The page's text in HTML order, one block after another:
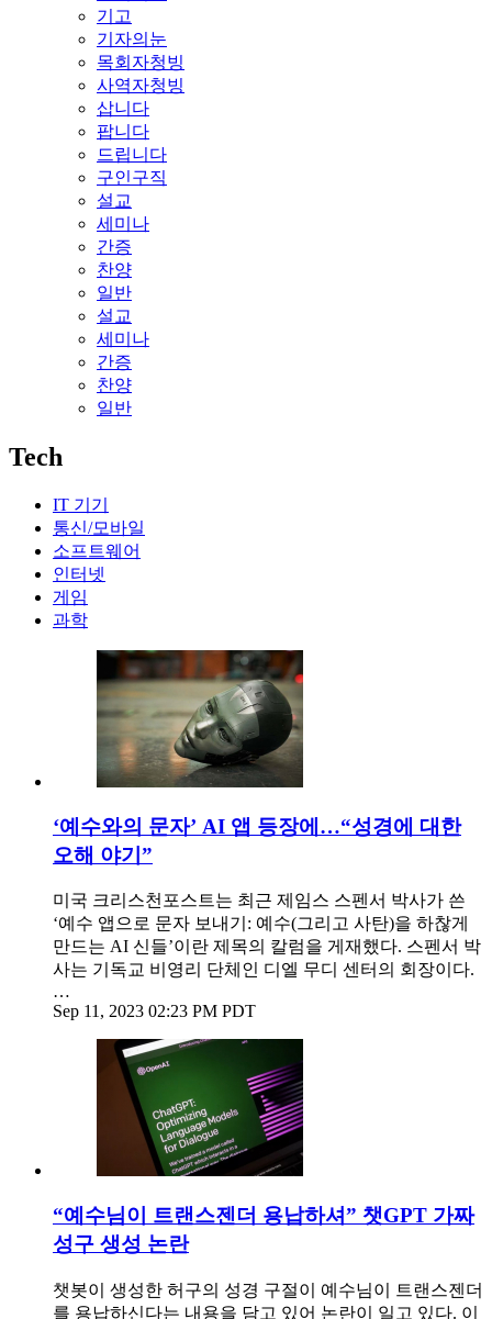
기고
기자의눈
목회자청빙
사역자청빙
삽니다
팝니다
드립니다
구인구직
설교
세미나
간증
찬양
일반
설교
세미나
간증
찬양
일반
Tech
IT 기기
통신/모바일
소프트웨어
인터넷
게임
과학
‘예수와의 문자’ AI 앱 등장에…“성경에 대한
오해 야기”
미국 크리스천포스트는 최근 제임스 스펜서 박사가 쓴
‘예수 앱으로 문자 보내기: 예수(그리고 사탄)을 하찮게
만드는 AI 신들’이란 제목의 칼럼을 게재했다. 스펜서 박
사는 기독교 비영리 단체인 디엘 무디 센터의 회장이다.
…
Sep 11, 2023 02:23 PM PDT
“예수님이 트랜스젠더 용납하셔” 챗GPT 가짜
성구 생성 논란
챗봇이 생성한 허구의 성경 구절이 예수님이 트랜스젠더
를 용납하신다는 내용을 담고 있어 논란이 일고 있다. 이